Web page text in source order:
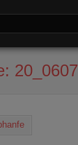
20_0607